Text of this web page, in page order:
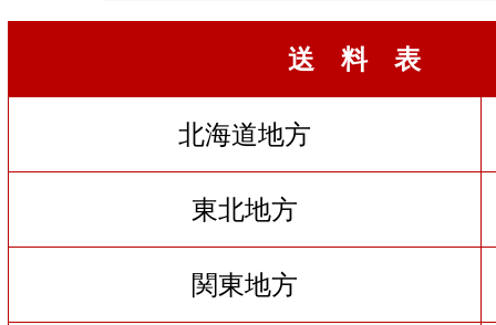
送 料 表
北海道地方
東北地方
関東地方